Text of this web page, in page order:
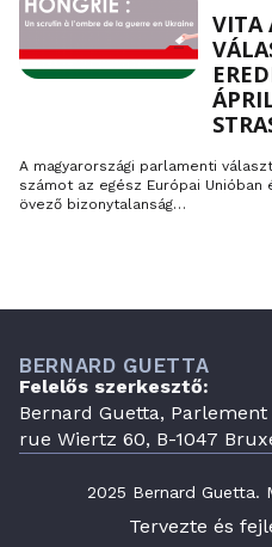
VITA
A magyarországi parlamenti
számot az egész Európai
övező bizonytalanság…
BERNARD GUETTA
Felelős szerkesztő:
Bernard Guetta,
rue Wiertz 60, B-1047
2025 Bernard Guetta.
Tervezte és